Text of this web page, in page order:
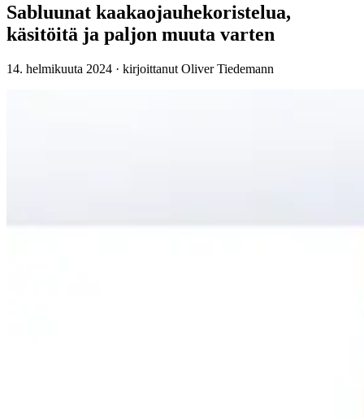
Sabluunat kaakaojauhekoristelua,
käsitöitä ja paljon muuta varten
14. helmikuuta 2024 · kirjoittanut Oliver Tiedemann